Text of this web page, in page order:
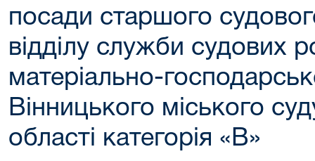
посади старшого
відділу служби судових
матеріально-
Вінницького міського
області категорія «В»